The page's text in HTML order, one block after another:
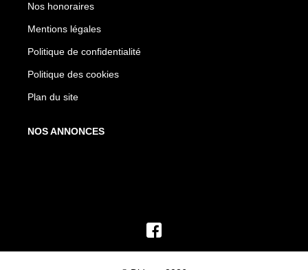
Nos honoraires
Mentions légales
Politique de confidentialité
Politique des cookies
Plan du site
NOS ANNONCES